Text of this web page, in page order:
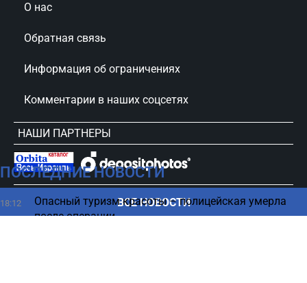
ПОСЛЕДНИЕ НОВОСТИ
18:12
Опасный туризм красоты – полицейская умерла
после операции
ВСЕ НОВОСТИ
О нас
Обратная связь
Информация об ограничениях
Комментарии в наших соцсетях
НАШИ ПАРТНЕРЫ
сursorinfo.co.il © Все права защищены